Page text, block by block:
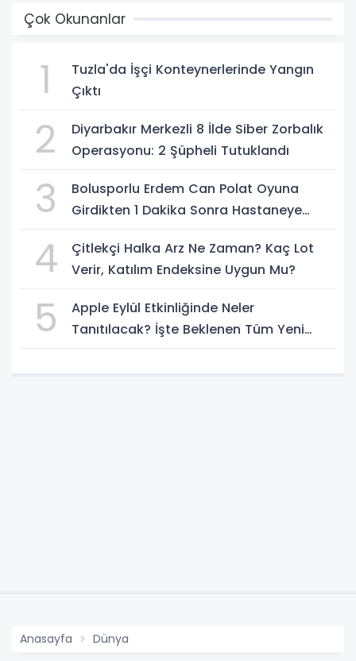
Çok Okunanlar
1
Tuzla'da İşçi Konteynerlerinde Yangın
Çıktı
2
Diyarbakır Merkezli 8 İlde Siber Zorbalık
Operasyonu: 2 Şüpheli Tutuklandı
3
Bolusporlu Erdem Can Polat Oyuna
Girdikten 1 Dakika Sonra Hastaneye
4
Çitlekçi Halka Arz Ne Zaman? Kaç Lot
Verir, Katılım Endeksine Uygun Mu?
5
Apple Eylül Etkinliğinde Neler
Tanıtılacak? İşte Beklenen Tüm Yeni
Anasayfa Dünya